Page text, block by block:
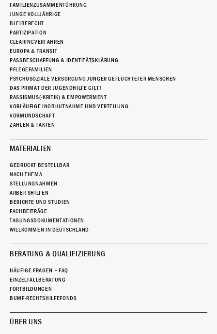
FAMILIENZUSAMMENFÜHRUNG
JUNGE VOLLJÄHRIGE
BLEIBERECHT
PARTIZIPATION
CLEARINGVERFAHREN
EUROPA & TRANSIT
PASSBESCHAFFUNG & IDENTITÄTSKLÄRUNG
PFLEGEFAMILIEN
PSYCHOSOZIALE VERSORGUNG JUNGER GEFLÜCHTETER MENSCHEN
DAS PRIMAT DER JUGENDHILFE GILT!
RASSISMUS(-KRITIK) & EMPOWERMENT
VORLÄUFIGE INOBHUTNAHME UND VERTEILUNG
VORMUNDSCHAFT
ZAHLEN & FAKTEN
MATERIALIEN
GEDRUCKT BESTELLBAR
NACH THEMA
STELLUNGNAHMEN
ARBEITSHILFEN
BERICHTE UND STUDIEN
FACHBEITRÄGE
TAGUNGSDOKUMENTATIONEN
WILLKOMMEN IN DEUTSCHLAND
BERATUNG & QUALIFIZIERUNG
HÄUFIGE FRAGEN – FAQ
EINZELFALLBERATUNG
FORTBILDUNGEN
BUMF-RECHTSHILFEFONDS
ÜBER UNS